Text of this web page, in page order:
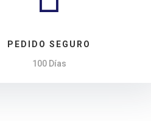
PEDIDO SEGURO
100 Días